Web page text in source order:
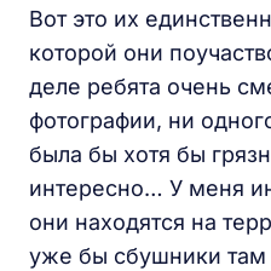
Вот это их
которой они
деле ребята очень
фотографии, ни
была бы хотя бы
интересно… У меня
они находятся на
уже бы сбушники там